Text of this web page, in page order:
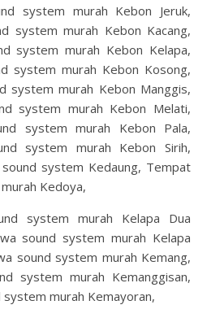
system murah Kebon Jeruk,
system murah Kebon Kacang,
system murah Kebon Kelapa,
system murah Kebon Kosong,
system murah Kebon Manggis,
system murah Kebon Melati,
system murah Kebon Pala,
system murah Kebon Sirih,
system Kedaung, Tempat
Kedoya,
system murah Kelapa Dua
sound system murah Kelapa
sound system murah Kemang,
system murah Kemanggisan,
murah Kemayoran,